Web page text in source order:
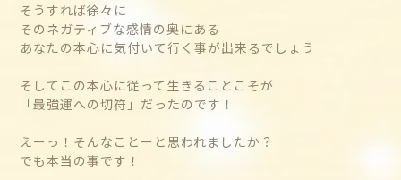
そうすれば徐々に
そのネガティブな感情の奥にある
あなたの本心に気付いて行く事が出来るでしょう
そしてこの本心に従って生きることこそが
「最強運への切符」だったのです！
えーっ！そんなことーと思われましたか？
でも本当の事です！